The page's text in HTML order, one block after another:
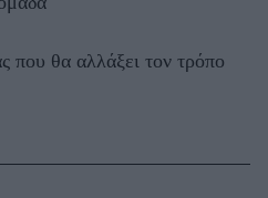
που θα αλλάξει τον τρόπο